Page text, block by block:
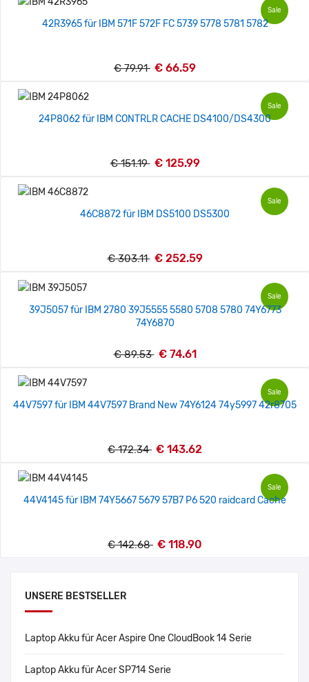
UNSERE BESTSELLER
Laptop Akku für Acer Aspire One CloudBook 14 Serie
Laptop Akku für Acer SP714 Serie
Sale
42R3965 für IBM 571F 572F FC 5739 5778 5781 5782
€ 79.91 € 66.59
Sale
24P8062 für IBM CONTRLR CACHE DS4100/DS4300
€ 151.19 € 125.99
Sale
46C8872 für IBM DS5100 DS5300
€ 303.11 € 252.59
Sale
39J5057 für IBM 2780 39J5555 5580 5708 5780 74Y6773
74Y6870
€ 89.53 € 74.61
Sale
44V7597 für IBM 44V7597 Brand New 74Y6124 74y5997 42r8705
€ 172.34 € 143.62
Sale
44V4145 für IBM 74Y5667 5679 57B7 P6 520 raidcard Cache
€ 142.68 € 118.90